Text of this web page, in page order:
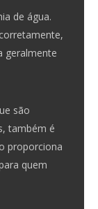
de água.
geralmente
são
também é
proporciona
quem